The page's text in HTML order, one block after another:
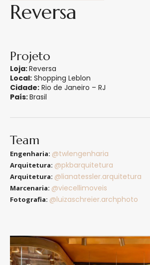
Reversa
Projeto
Loja:Reversa
Local: Shopping Leblon
Cidade: Rio de Janeiro – RJ
País:Brasil
Team
Engenharia: @twlengenharia
Arquitetura: @pkbarquitetura
Arquitetura: @lianatessler.arquitetura
Marcenaria: @viecellimoveis
Fotografia: @luizaschreier.archphoto